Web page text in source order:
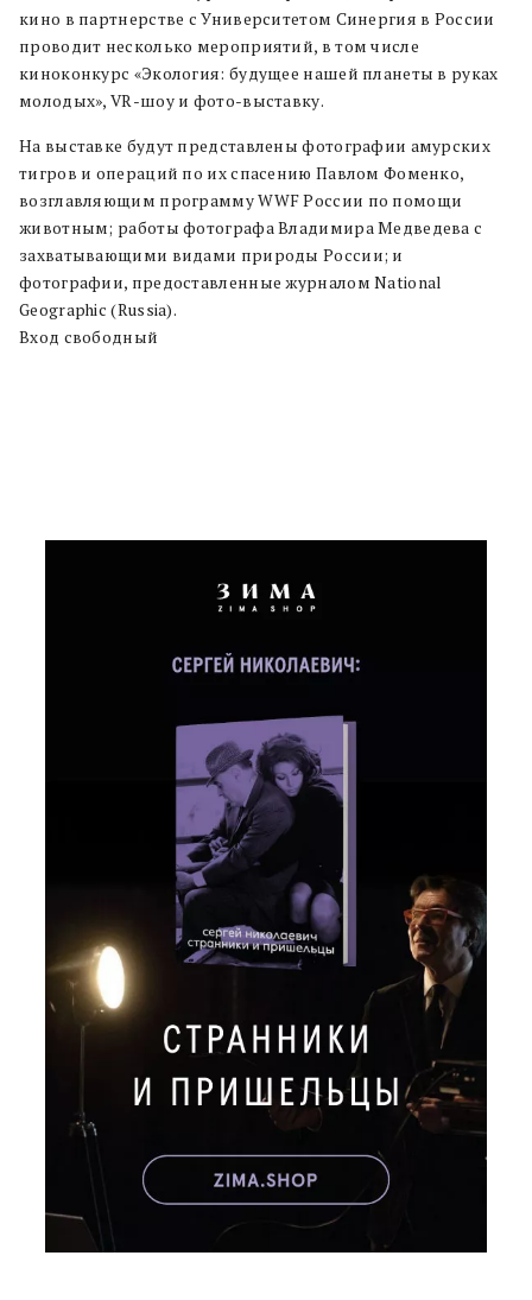
кино в партнерстве с Университетом Синергия в России
проводит несколько мероприятий, в том числе
киноконкурс «Экология: будущее нашей планеты в руках
молодых», VR-шоу и фото-выставку.
На выставке будут представлены фотографии амурских
тигров и операций по их спасению Павлом Фоменко,
возглавляющим программу WWF России по помощи
животным; работы фотографа Владимира Медведева с
захватывающими видами природы России; и
фотографии, предоставленные журналом National
Geographic (Russia).
Вход свободный